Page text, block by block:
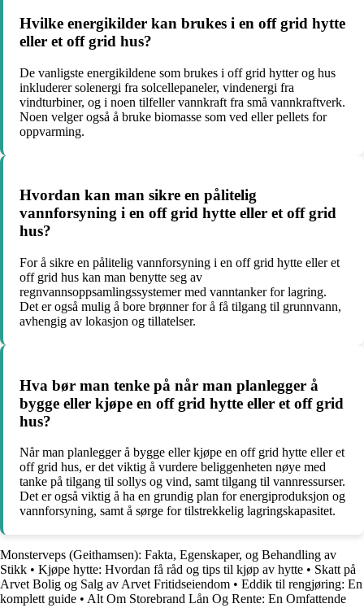
Hvilke energikilder kan brukes i en off grid hytte
eller et off grid hus?
De vanligste energikildene som brukes i off grid hytter og hus
inkluderer solenergi fra solcellepaneler, vindenergi fra
vindturbiner, og i noen tilfeller vannkraft fra små vannkraftverk.
Noen velger også å bruke biomasse som ved eller pellets for
oppvarming.
Hvordan kan man sikre en pålitelig
vannforsyning i en off grid hytte eller et off grid
hus?
For å sikre en pålitelig vannforsyning i en off grid hytte eller et
off grid hus kan man benytte seg av
regnvannsoppsamlingssystemer med vanntanker for lagring.
Det er også mulig å bore brønner for å få tilgang til grunnvann,
avhengig av lokasjon og tillatelser.
Hva bør man tenke på når man planlegger å
bygge eller kjøpe en off grid hytte eller et off grid
hus?
Når man planlegger å bygge eller kjøpe en off grid hytte eller et
off grid hus, er det viktig å vurdere beliggenheten nøye med
tanke på tilgang til sollys og vind, samt tilgang til vannressurser.
Det er også viktig å ha en grundig plan for energiproduksjon og
vannforsyning, samt å sørge for tilstrekkelig lagringskapasitet.
Monsterveps (Geithamsen): Fakta, Egenskaper, og Behandling av
Stikk • Kjøpe hytte: Hvordan få råd og tips til kjøp av hytte • Skatt på
Arvet Bolig og Salg av Arvet Fritidseiendom • Eddik til rengjøring: En
komplett guide • Alt Om Storebrand Lån Og Rente: En Omfattende